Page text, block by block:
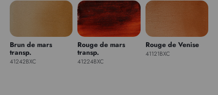
Brun de mars
transp.
41242BXC
Rouge de mars
transp.
41224BXC
Rouge de Venise
41121BXC